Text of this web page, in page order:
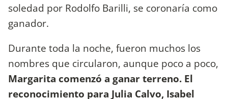
soledad por Rodolfo Barilli, se coronaría como
ganador.
Durante toda la noche, fueron muchos los
nombres que circularon, aunque poco a poco,
Margarita comenzó a ganar terreno. El
reconocimiento para Julia Calvo, Isabel